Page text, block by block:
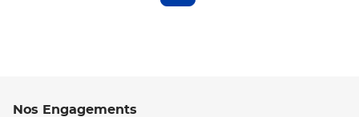
Nos Engagements